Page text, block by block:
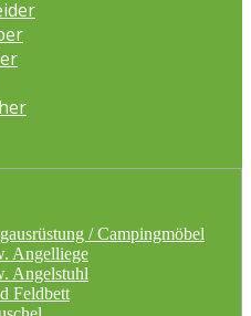
/ Campingmöbel
Angelliege
Angelstuhl
Feldbett